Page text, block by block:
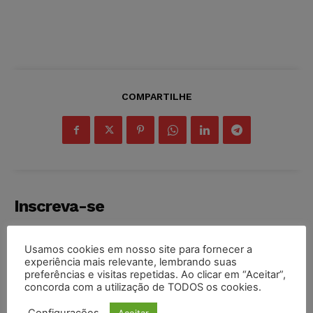
COMPARTILHE
Inscreva-se
INSCREVER
Usamos cookies em nosso site para fornecer a
experiência mais relevante, lembrando suas
preferências e visitas repetidas. Ao clicar em “Aceitar”,
concorda com a utilização de TODOS os cookies.